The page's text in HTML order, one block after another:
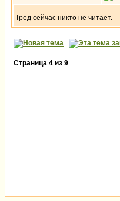
Тред сейчас никто не читает.
Страница 4 из 9